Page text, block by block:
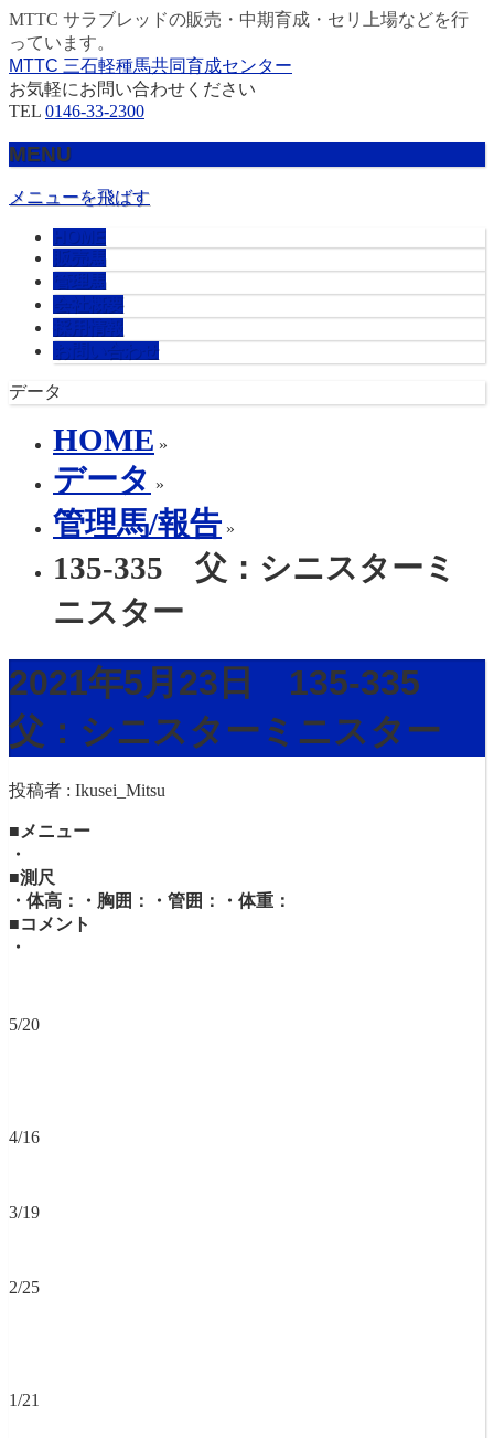
MTTC サラブレッドの販売・中期育成・セリ上場などを行
っています。
MTTC 三石軽種馬共同育成センター
お気軽にお問い合わせください
TEL 0146-33-2300
MENU
メニューを飛ばす
HOME
販売馬
管理馬
会社概要
採用情報
お問い合わせ
データ
HOME »
データ »
管理馬/報告 »
135-335 父：シニスターミ
ニスター
2021年5月23日 135-335
父：シニスターミニスター
投稿者 : Ikusei_Mitsu
■メニュー
・
■測尺
・体高：・胸囲：・管囲：・体重：
■コメント
・
5/20
4/16
3/19
2/25
1/21